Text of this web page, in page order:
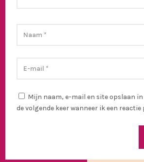
Mijn naam, e-mail en site opslaan in
de volgende keer wanneer ik een reactie